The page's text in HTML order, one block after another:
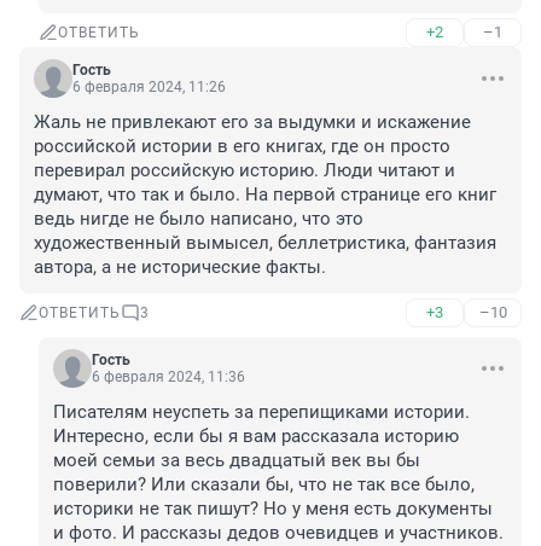
ОТВЕТИТЬ +2 –1
Гость
6 февраля 2024, 11:26
Жаль не привлекают его за выдумки и искажение
российской истории в его книгах, где он просто
перевирал российскую историю. Люди читают и
думают, что так и было. На первой странице его книг
ведь нигде не было написано, что это
художественный вымысел, беллетристика, фантазия
автора, а не исторические факты.
ОТВЕТИТЬ 3 +3 –10
Гость
6 февраля 2024, 11:36
Писателям неуспеть за перепищиками истории.
Интересно, если бы я вам рассказала историю
моей семьи за весь двадцатый век вы бы
поверили? Или сказали бы, что не так все было,
историки не так пишут? Но у меня есть документы
и фото. И рассказы дедов очевидцев и участников.